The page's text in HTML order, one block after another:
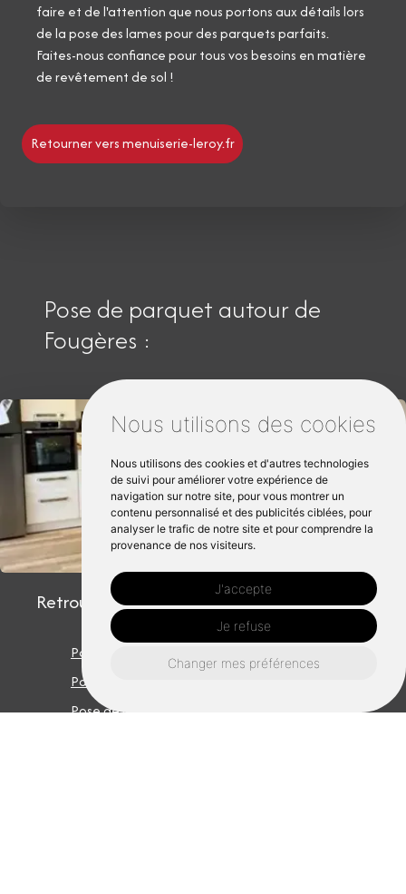
Nous utilisons des cookies
Nous utilisons des cookies et d'autres technologies
de suivi pour améliorer votre expérience de
navigation sur notre site, pour vous montrer un
contenu personnalisé et des publicités ciblées, pour
analyser le trafic de notre site et pour comprendre la
provenance de nos visiteurs.
J'accepte
Je refuse
Changer mes préférences
faire et de l'attention que nous portons aux détails lors
de la pose des lames pour des parquets parfaits.
Faites-nous confiance pour tous vos besoins en matière
de revêtement de sol !
Retourner vers menuiserie-leroy.fr
Pose de parquet autour de
Fougères :
Retrouvez nous également ici :
Pose de parquet maen roch
Pose de parquet les portes du coglais
Pose de parquet val couesnon